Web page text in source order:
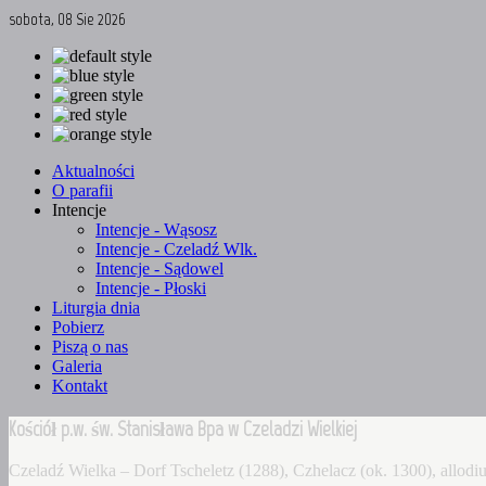
sobota, 08 Sie 2026
Aktualności
O parafii
Intencje
Intencje - Wąsosz
Intencje - Czeladź Wlk.
Intencje - Sądowel
Intencje - Płoski
Liturgia dnia
Pobierz
Piszą o nas
Galeria
Kontakt
Kościół p.w. św. Stanisława Bpa w Czeladzi Wielkiej
Czeladź Wielka – Dorf Tscheletz (1288), Czhelacz (ok. 1300),